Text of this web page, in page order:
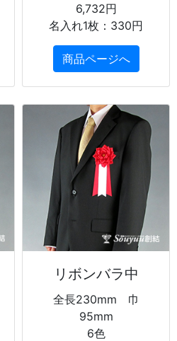
6,732円
名入れ1枚：330円
商品ページへ
リボンバラ中
全長230mm 巾
95mm
6色